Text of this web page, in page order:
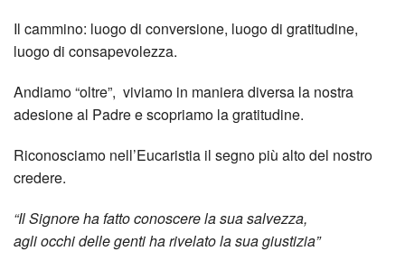
Il cammino: luogo di conversione, luogo di gratitudine,
luogo di consapevolezza.
Andiamo “oltre”, viviamo in maniera diversa la nostra
adesione al Padre e scopriamo la gratitudine.
Riconosciamo nell’Eucaristia il segno più alto del nostro
credere.
“Il Signore ha fatto conoscere la sua salvezza,
agli occhi delle genti ha rivelato la sua giustizia”